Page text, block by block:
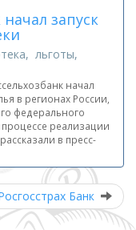
запуск
льготы,
начал
в регионах России,
федерального
реализации
в пресс-
Банк